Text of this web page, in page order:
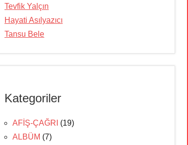
Tevfik Yalçın
Hayati Asılyazıcı
Tansu Bele
Kategoriler
AFİŞ-ÇAĞRI (19)
ALBÜM (7)